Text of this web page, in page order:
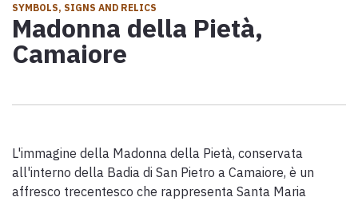
E-book
Download the e-book Ritratti Sottrati by Enrico Caracciolo and
ENGLISH keyboard_arrow_up
SYMBOLS, SIGNS AND RELICS
Madonna della Pietà,
Camaiore
L'immagine della Madonna della Pietà, conservata
all'interno della Badia di San Pietro a Camaiore, è un
affresco trecentesco che rappresenta Santa Maria